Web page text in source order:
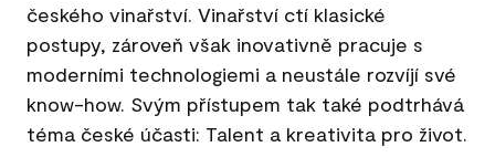
českého vinařství. Vinařství ctí klasické
postupy, zároveň však inovativně pracuje s
moderními technologiemi a neustále rozvíjí své
know-how. Svým přístupem tak také podtrhává
téma české účasti: Talent a kreativita pro život.